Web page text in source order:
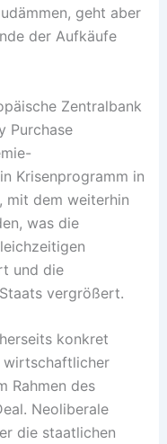
geht aber
der Aufkäufe
Zentralbank
Purchase
Krisenprogramm in
mit dem weiterhin
was die
und die
vergrößert.
konkret
wirtschaftlicher
Rahmen des
Neoliberale
die staatlichen